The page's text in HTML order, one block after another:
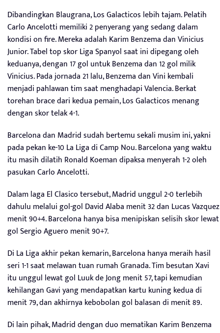
Dibandingkan Blaugrana, Los Galacticos lebih tajam. Pelatih
Carlo Ancelotti memiliki 2 penyerang yang sedang dalam
kondisi on fire. Mereka adalah Karim Benzema dan Vinicius
Junior. Tabel top skor Liga Spanyol saat ini dipegang oleh
keduanya, dengan 17 gol untuk Benzema dan 12 gol milik
Vinicius. Pada jornada 21 lalu, Benzema dan Vini kembali
menjadi pahlawan tim saat menghadapi Valencia. Berkat
torehan brace dari kedua pemain, Los Galacticos menang
dengan skor telak 4-1.
Barcelona dan Madrid sudah bertemu sekali musim ini, yakni
pada pekan ke-10 La Liga di Camp Nou. Barcelona yang waktu
itu masih dilatih Ronald Koeman dipaksa menyerah 1-2 oleh
pasukan Carlo Ancelotti.
Dalam laga El Clasico tersebut, Madrid unggul 2-0 terlebih
dahulu melalui gol-gol David Alaba menit 32 dan Lucas Vazquez
menit 90+4. Barcelona hanya bisa menipiskan selisih skor lewat
gol Sergio Aguero menit 90+7.
Di La Liga akhir pekan kemarin, Barcelona hanya meraih hasil
seri 1-1 saat melawan tuan rumah Granada. Tim besutan Xavi
itu unggul lewat gol Luuk de Jong menit 57, tapi kemudian
kehilangan Gavi yang mendapatkan kartu kuning kedua di
menit 79, dan akhirnya kebobolan gol balasan di menit 89.
Di lain pihak, Madrid dengan duo mematikan Karim Benzema